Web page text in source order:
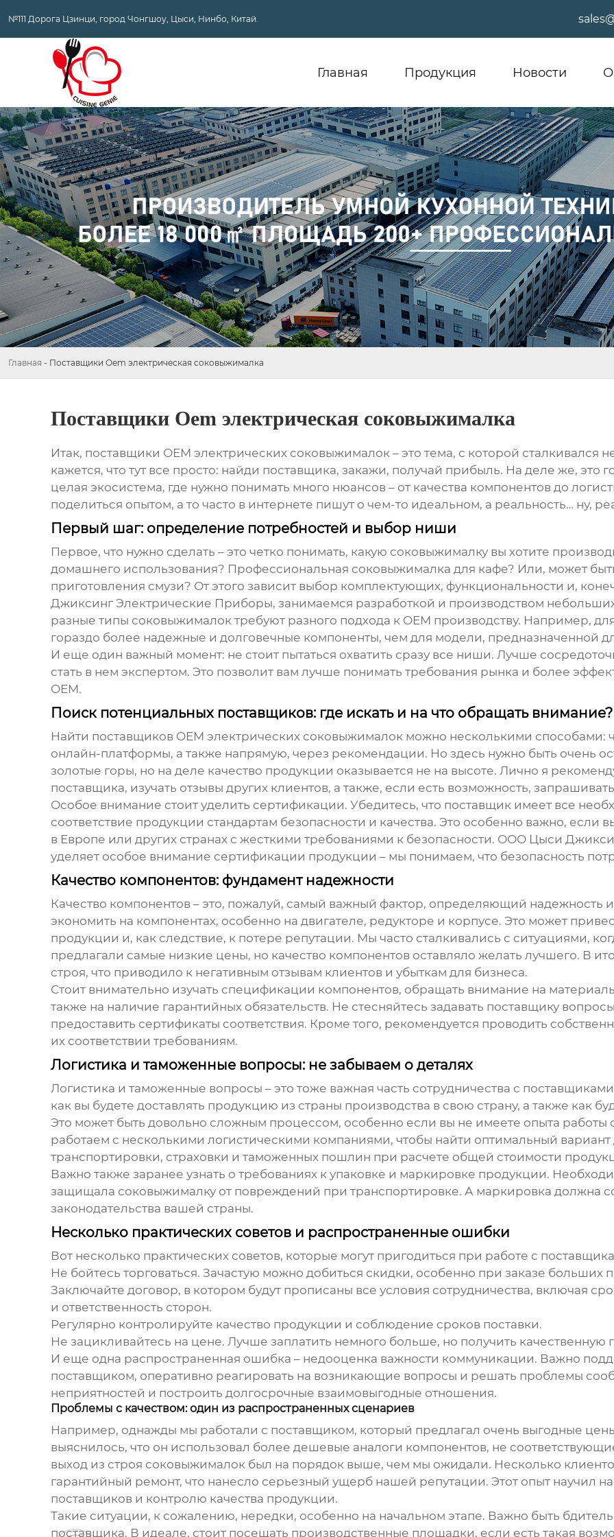
№111 Дорога Цзинци, город Чонгшоу, Цыси, Нинбо, Китай.
Главная Продукция Новости
Главная - Поставщики Oem электрическая соковыжималка
Поставщики Oem электрическая соковыжималка
Итак, поставщики OEM электрических соковыжималок– это тема, с которой сталкивался
кажется, что тут все просто: найди поставщика, закажи, получай прибыль. На деле же, это
целая экосистема, где нужно понимать много нюансов – от качества компонентов до
поделиться опытом, а то часто в интернете пишут о чем-то идеальном, а реальность… ну,
Первый шаг: определение потребностей и выбор ниши
Первое, что нужно сделать – это четко понимать, какую соковыжималку вы хотите
домашнего использования? Профессиональная соковыжималка для кафе? Или, может
приготовления смузи? От этого зависит выбор комплектующих, функциональности и,
Джиксинг Электрические Приборы, занимаемся разработкой и производством
разные типы соковыжималок требуют разного подхода к OEM производству. Например,
гораздо более надежные и долговечные компоненты, чем для модели, предназначенной
И еще один важный момент: не стоит пытаться охватить сразу все ниши. Лучше
стать в нем экспертом. Это позволит вам лучше понимать требования рынка и более
OEM.
Поиск потенциальных поставщиков: где искать и на что обращать внимание?
Найти поставщиков OEM электрических соковыжималокможно несколькими способами:
онлайн-платформы, а также напрямую, через рекомендации. Но здесь нужно быть очень
золотые горы, но на деле качество продукции оказывается не на высоте. Лично я
поставщика, изучать отзывы других клиентов, а также, если есть возможность,
Особое внимание стоит уделить сертификации. Убедитесь, что поставщик имеет все
соответствие продукции стандартам безопасности и качества. Это особенно важно,
в Европе или других странах с жесткими требованиями к безопасности. ООО Цыси
уделяет особое внимание сертификации продукции – мы понимаем, что безопасность
Качество компонентов: фундамент надежности
Качество компонентов – это, пожалуй, самый важный фактор, определяющий надежность
экономить на компонентах, особенно на двигателе, редукторе и корпусе. Это может
продукции и, как следствие, к потере репутации. Мы часто сталкивались с ситуациями,
предлагали самые низкие цены, но качество компонентов оставляло желать лучшего. В
строя, что приводило к негативным отзывам клиентов и убыткам для бизнеса.
Стоит внимательно изучать спецификации компонентов, обращать внимание на
также на наличие гарантийных обязательств. Не стесняйтесь задавать поставщику
предоставить сертификаты соответствия. Кроме того, рекомендуется проводить
их соответствии требованиям.
Логистика и таможенные вопросы: не забываем о деталях
Логистика и таможенные вопросы – это тоже важная часть сотрудничества с
как вы будете доставлять продукцию из страны производства в свою страну, а также как
Это может быть довольно сложным процессом, особенно если вы не имеете опыта
работаем с несколькими логистическими компаниями, чтобы найти оптимальный вариант
транспортировки, страховки и таможенных пошлин при расчете общей стоимости
Важно также заранее узнать о требованиях к упаковке и маркировке продукции.
защищала соковыжималку от повреждений при транспортировке. А маркировка должна
законодательства вашей страны.
Несколько практических советов и распространенные ошибки
Вот несколько практических советов, которые могут пригодиться при работе с
Не бойтесь торговаться. Зачастую можно добиться скидки, особенно при заказе больших
Заключайте договор, в котором будут прописаны все условия сотрудничества, включая
и ответственность сторон.
Регулярно контролируйте качество продукции и соблюдение сроков поставки.
Не зацикливайтесь на цене. Лучше заплатить немного больше, но получить
И еще одна распространенная ошибка – недооценка важности коммуникации. Важно
поставщиком, оперативно реагировать на возникающие вопросы и решать проблемы
неприятностей и построить долгосрочные взаимовыгодные отношения.
Проблемы с качеством: один из распространенных сценариев
Например, однажды мы работали с поставщиком, который предлагал очень выгодные
выяснилось, что он использовал более дешевые аналоги компонентов, не
выход из строя соковыжималок был на порядок выше, чем мы ожидали. Несколько
гарантийный ремонт, что нанесло серьезный ущерб нашей репутации. Этот опыт научил
поставщиков и контролю качества продукции.
Такие ситуации, к сожалению, нередки, особенно на начальном этапе. Важно быть
поставщика. В идеале, стоит посещать производственные площадки, если есть такая